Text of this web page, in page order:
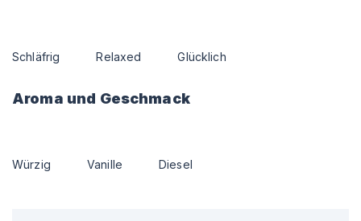
Schläfrig Relaxed Glücklich
Aroma und Geschmack
Würzig Vanille Diesel